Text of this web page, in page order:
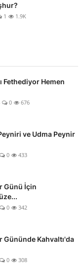
1 1.9K
Fethediyor Hemen
0 676
ve Udma Peynir
0 433
Günü İçin
0 342
Gününde Kahvaltı'da
0 308